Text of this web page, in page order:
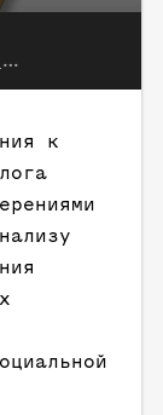
Джеймс Скотт. Благими намерениями государства. М.: Университетская книга, 2005
к